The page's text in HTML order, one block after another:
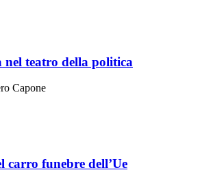
nel teatro della politica
Capone
carro funebre dell’Ue